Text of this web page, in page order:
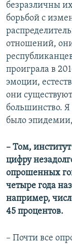
безразличны
борьбой с
отношений,
проиграла в
эмоции,
они
большинство. Я
было
– Том,
цифру
опрошенных
четыре года
например,
45 процентов.
– Почти все